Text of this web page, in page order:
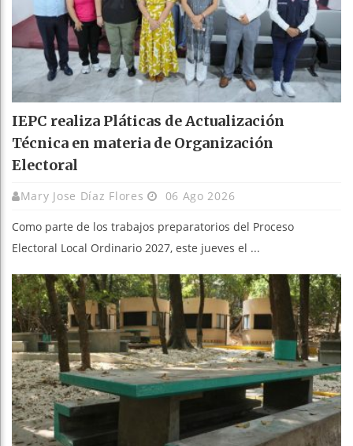
IEPC realiza Pláticas de Actualización
Técnica en materia de Organización
Electoral
Mary Jose Díaz Flores 06 Ago 2026
Como parte de los trabajos preparatorios del Proceso
Electoral Local Ordinario 2027, este jueves el ...